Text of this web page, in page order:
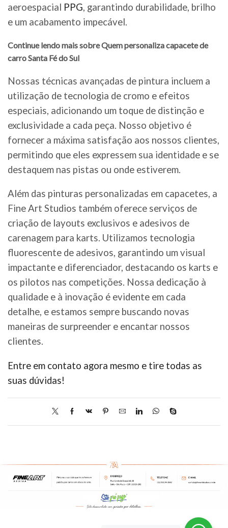
aeroespacial PPG, garantindo durabilidade, brilho
e um acabamento impecável.
Continue lendo mais sobre Quem personaliza capacete de
carro Santa Fé do Sul
Nossas técnicas avançadas de pintura incluem a
utilização de tecnologia de cromo e efeitos
especiais, adicionando um toque de distinção e
exclusividade a cada peça. Nosso objetivo é
fornecer a máxima satisfação aos nossos clientes,
permitindo que eles expressem sua identidade e se
destaquem nas pistas ou onde estiverem.
Além das pinturas personalizadas em capacetes, a
Fine Art Studios também oferece serviços de
criação de layouts exclusivos e adesivos de
carenagem para karts. Utilizamos tecnologia
fluorescente de adesivos, garantindo um visual
impactante e diferenciador, destacando os karts e
os pilotos nas competições. Nossa dedicação à
qualidade e à inovação é evidente em cada
detalhe, e estamos sempre buscando novas
maneiras de surpreender e encantar nossos
clientes.
Entre em contato agora mesmo e tire todas as
suas dúvidas!